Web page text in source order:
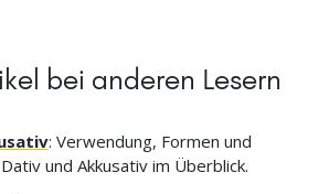
bei anderen Lesern
: Verwendung, Formen und
und Akkusativ im Überblick.